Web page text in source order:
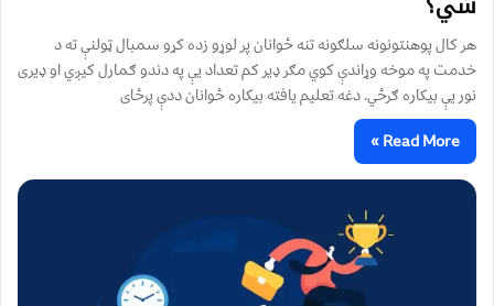
هر کال پوهنتونونه سلګونه تنه ځوانان پر لوړو زده کړو سمبال ټولنې ته د
خدمت په موخه وړاندې کوي مګر ډیر کم تعداد یې په دندو ګمارل کیږي او ډیری
نور یې بیکاره ګرځي. دغه تعلیم یافته بیکاره ځوانان ددې پرځای
Read More »